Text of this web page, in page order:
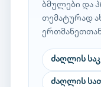
ბმულები და
თემატურად
ძაღლის
ძაღლის